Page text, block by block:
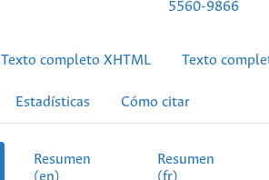
5560-9866
Texto completo XHTML Texto
Estadísticas Cómo citar
Resumen
(en)
Resumen
(fr)